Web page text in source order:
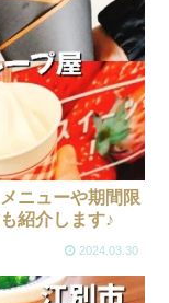
ニューや期間限
紹介します♪
2024.03.30